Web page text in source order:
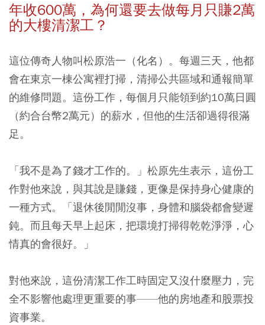
年收600萬，為何還要去做每月只賺2萬
的大樓清潔工？
這位傳奇人物叫松原浩一（化名）。每週三天，他都
會在東京一棟公寓裡打掃，清掃公共區域和通報簡單
的維修問題。這份工作，每個月只能領到約10萬日圓
（約合台幣2萬元）的薪水，但他的生活卻過得很滿
足。
「我不是為了錢才工作的。」松原先生表示，這份工
作對他來說，與其說是賺錢，更像是保持身心健康的
一種方式。「退休後閒閒沒事，身體和腦袋都會變遲
鈍。而且每天早上起床，把環境打掃得乾乾淨淨，心
情真的會很好。」
對他來說，這份清潔工作工時固定又沒什麼壓力，完
全不影響他處理更重要的事——他的房地產和股票投
資事業。